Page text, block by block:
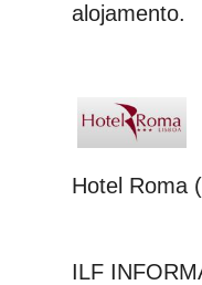
alojamento.
Hotel Roma
ILF